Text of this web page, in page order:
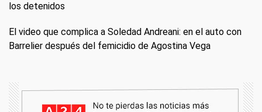
los detenidos
El video que complica a Soledad Andreani: en el auto con
Barrelier después del femicidio de Agostina Vega